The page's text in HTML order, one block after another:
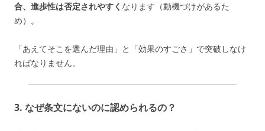
合、進歩性は否定されやすく なります（動機づけがあるた
め）。
「あえてそこを選んだ理由」と「効果のすごさ」で突破しなけ
ればなりません。
3. なぜ条文にないのに認められるの？